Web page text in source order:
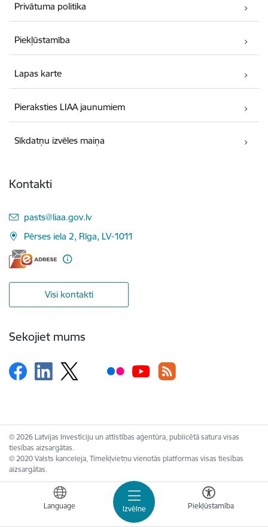
Izvēlne
Language Piekļūstamība
Privātuma politika
Piekļūstamība
Lapas karte
Pieraksties LIAA jaunumiem
Sīkdatņu izvēles maiņa
Kontakti
E-pasts:
pasts@liaa.gov.lv
Pērses iela 2, Rīga, LV-1011
Visi kontakti
Sekojiet mums
© 2026 Latvijas Investīciju un attīstības aģentūra, publicētā satura visas
tiesības aizsargātas.
© 2020 Valsts kanceleja, Tīmekļvietņu vienotās platformas visas tiesības
aizsargātas.